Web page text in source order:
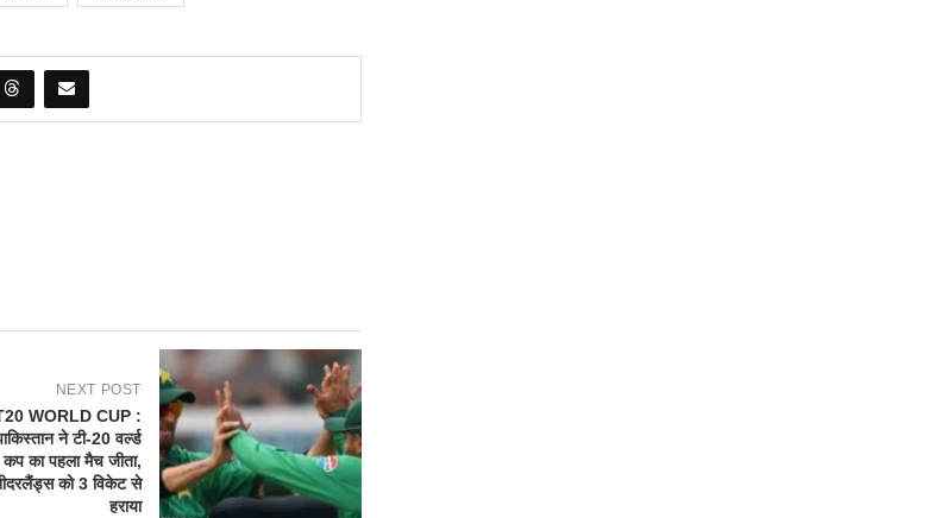
NEXT POST
WORLD CUP :
ने टी-20 वर्ल्ड
कप का पहला मैच जीता,
को 3 विकेट से
हराया